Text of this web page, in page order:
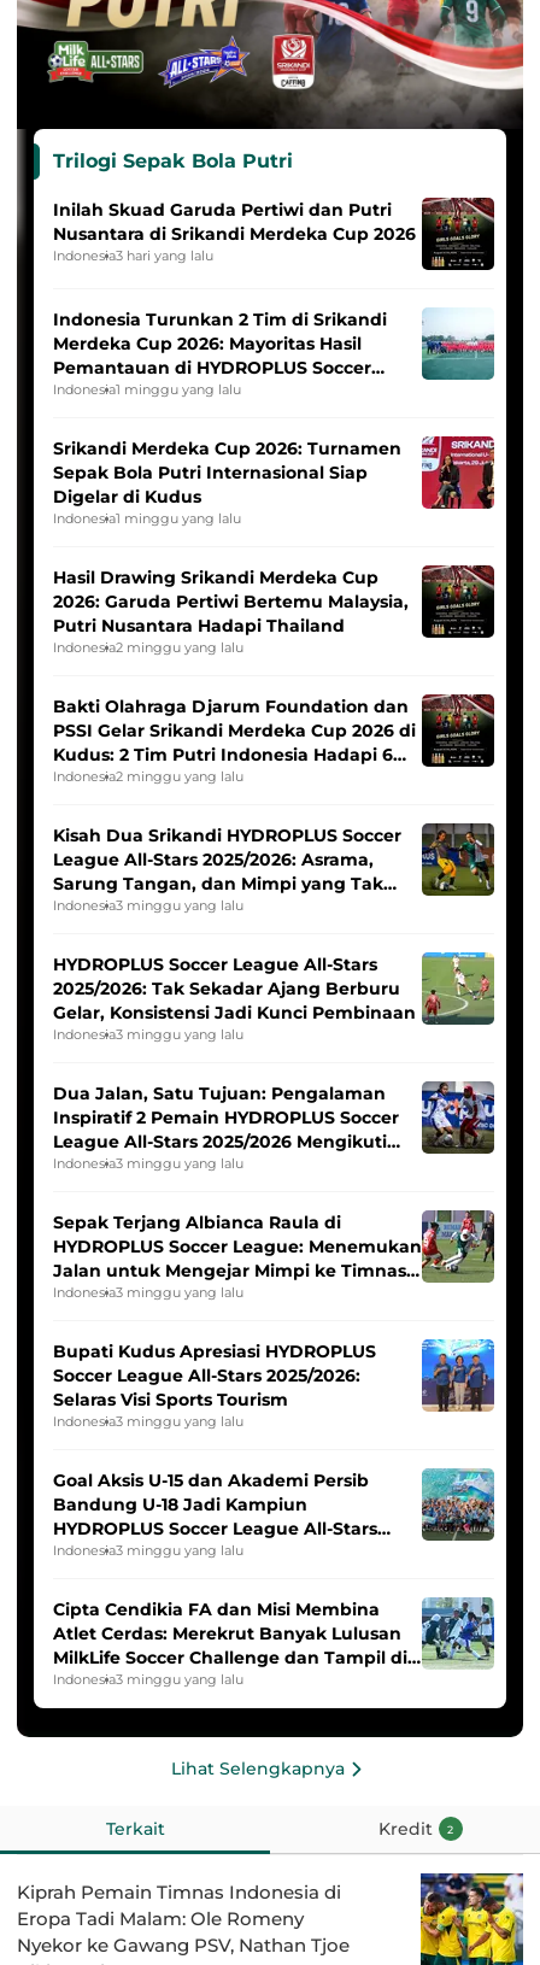
Trilogi Sepak Bola Putri
Inilah Skuad Garuda Pertiwi dan Putri
Nusantara di Srikandi Merdeka Cup 2026
Indonesia3 hari yang lalu
Indonesia Turunkan 2 Tim di Srikandi
Merdeka Cup 2026: Mayoritas Hasil
Pemantauan di HYDROPLUS Soccer
League
Indonesia1 minggu yang lalu
Srikandi Merdeka Cup 2026: Turnamen
Sepak Bola Putri Internasional Siap
Digelar di Kudus
Indonesia1 minggu yang lalu
Hasil Drawing Srikandi Merdeka Cup
2026: Garuda Pertiwi Bertemu Malaysia,
Putri Nusantara Hadapi Thailand
Indonesia2 minggu yang lalu
Bakti Olahraga Djarum Foundation dan
PSSI Gelar Srikandi Merdeka Cup 2026 di
Kudus: 2 Tim Putri Indonesia Hadapi 6
Tim Asia
Indonesia2 minggu yang lalu
Kisah Dua Srikandi HYDROPLUS Soccer
League All-Stars 2025/2026: Asrama,
Sarung Tangan, dan Mimpi yang Tak
Pernah Padam
Indonesia3 minggu yang lalu
HYDROPLUS Soccer League All-Stars
2025/2026: Tak Sekadar Ajang Berburu
Gelar, Konsistensi Jadi Kunci Pembinaan
Indonesia3 minggu yang lalu
Dua Jalan, Satu Tujuan: Pengalaman
Inspiratif 2 Pemain HYDROPLUS Soccer
League All-Stars 2025/2026 Mengikuti
Seleksi Timnas Indonesia Putri
Indonesia3 minggu yang lalu
Sepak Terjang Albianca Raula di
HYDROPLUS Soccer League: Menemukan
Jalan untuk Mengejar Mimpi ke Timnas
Indonesia Putri
Indonesia3 minggu yang lalu
Bupati Kudus Apresiasi HYDROPLUS
Soccer League All-Stars 2025/2026:
Selaras Visi Sports Tourism
Indonesia3 minggu yang lalu
Goal Aksis U-15 dan Akademi Persib
Bandung U-18 Jadi Kampiun
HYDROPLUS Soccer League All-Stars
2025/2026
Indonesia3 minggu yang lalu
Cipta Cendikia FA dan Misi Membina
Atlet Cerdas: Merekrut Banyak Lulusan
MilkLife Soccer Challenge dan Tampil di
HYDROPLUS Soccer League
Indonesia3 minggu yang lalu
Lihat Selengkapnya
Terkait Kredit 2
Kiprah Pemain Timnas Indonesia di
Eropa Tadi Malam: Ole Romeny
Nyekor ke Gawang PSV, Nathan Tjoe